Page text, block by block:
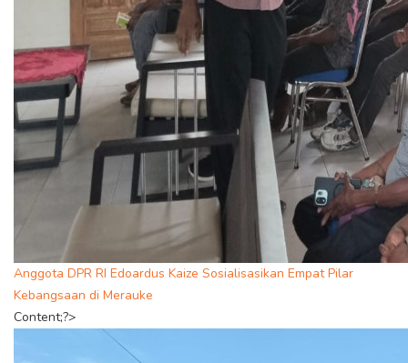
Anggota DPR RI Edoardus Kaize Sosialisasikan Empat Pilar
Kebangsaan di Merauke
Content;?>